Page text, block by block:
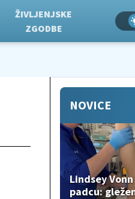
ŽIVLJENJSKE
ZGODBE
NOVICE
Lindsey
padcu: